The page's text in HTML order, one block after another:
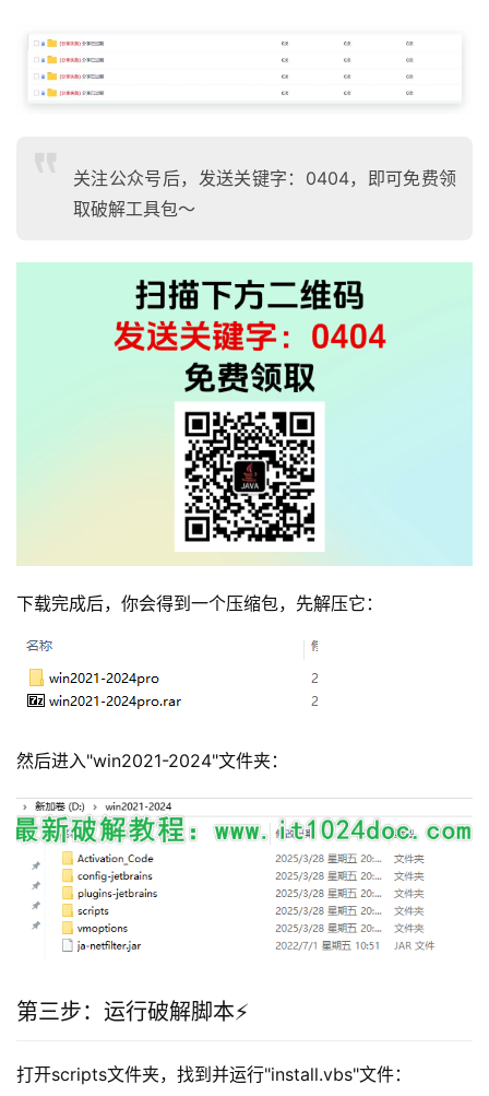
关注公众号后，发送关键字：0404，即可免费领
取破解工具包～
下载完成后，你会得到一个压缩包，先解压它：
然后进入"win2021-2024"文件夹：
第三步：运行破解脚本⚡
打开scripts文件夹，找到并运行"install.vbs"文件：